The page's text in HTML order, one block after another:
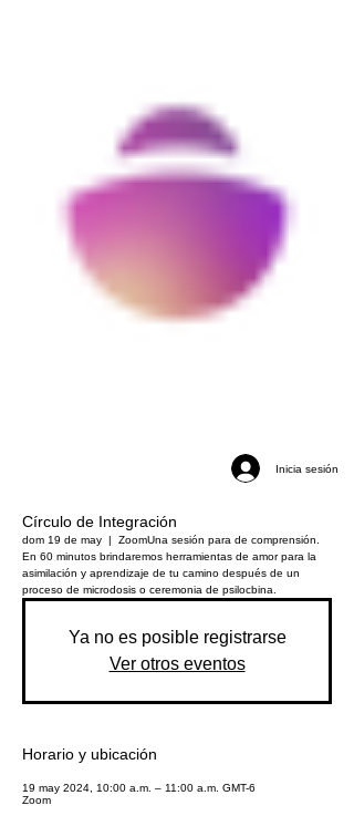
Inicia sesión
Círculo de Integración
dom 19 de may
  |
ZoomUna sesión para de comprensión.
En 60 minutos brindaremos herramientas de amor para la
asimilación y aprendizaje de tu camino después de un
proceso de microdosis o ceremonia de psilocbina.
Ya no es posible registrarse
Ver otros eventos
Horario y ubicación
19 may 2024, 10:00 a.m. – 11:00 a.m. GMT-6
Zoom